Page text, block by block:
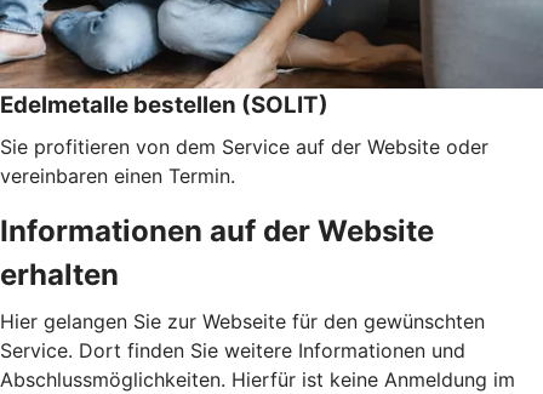
Edelmetalle bestellen (SOLIT)
Sie profitieren von dem Service auf der Website oder
vereinbaren einen Termin.
Informationen auf der Website
erhalten
Hier gelangen Sie zur Webseite für den gewünschten
Service. Dort finden Sie weitere Informationen und
Abschlussmöglichkeiten. Hierfür ist keine Anmeldung im